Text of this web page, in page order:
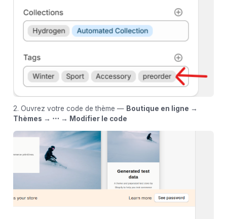
2. Ouvrez votre code de thème — Boutique en ligne →
Thèmes → ⋯ → Modifier le code